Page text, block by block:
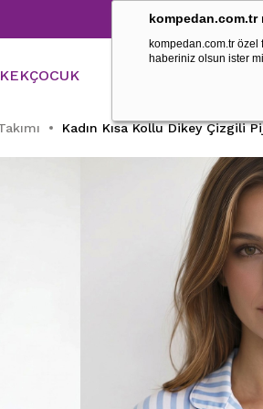
kompedan.com.tr özel
haberiniz olsun ister
Tüm Pijama Takımlarında
ÇOCUK
Kadın Kısa Kollu Dikey Çizgili